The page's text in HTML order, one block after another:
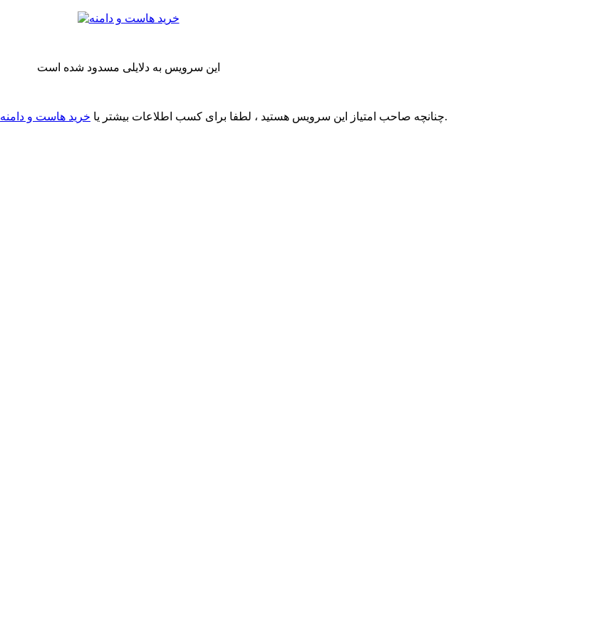
این سرویس به دلایلی مسدود شده است
چنانچه صاحب امتیاز این سرویس هستید ، لطفا برای کسب اطلاعات بیشتر یا خرید هاست و دامنه با شرکت سرورپارس تماس حاصل نمایید.